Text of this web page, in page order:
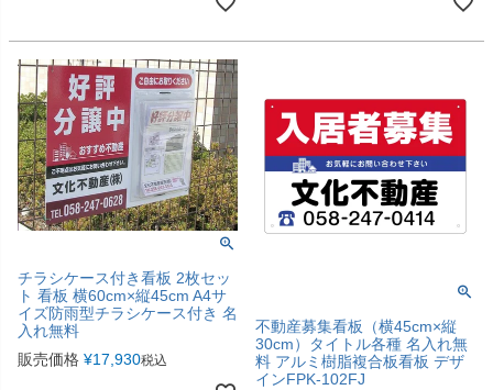
チラシケース付き看板 2枚セッ
ト 看板 横60cm×縦45cm A4サ
イズ防雨型チラシケース付き 名
入れ無料
販売価格 ¥17,930税込
不動産募集看板（横45cm×縦
30cm）タイトル各種 名入れ無
料 アルミ樹脂複合板看板 デザ
インFPK-102FJ